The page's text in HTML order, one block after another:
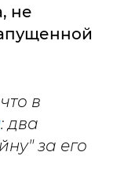
не
в
: два
за его